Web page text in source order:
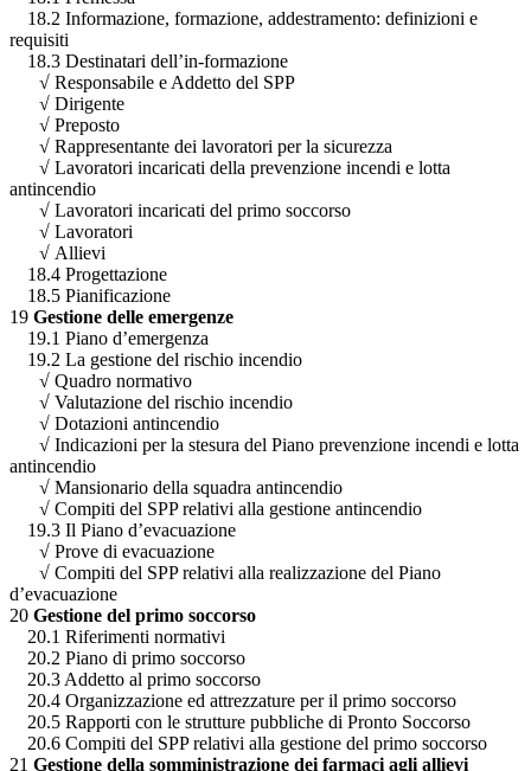
18.2 Informazione, formazione, addestramento: definizioni e
requisiti
18.3 Destinatari dell’in-formazione
√ Responsabile e Addetto del SPP
√ Dirigente
√ Preposto
√ Rappresentante dei lavoratori per la sicurezza
√ Lavoratori incaricati della prevenzione incendi e lotta
antincendio
√ Lavoratori incaricati del primo soccorso
√ Lavoratori
√ Allievi
18.4 Progettazione
18.5 Pianificazione
19 Gestione delle emergenze
19.1 Piano d’emergenza
19.2 La gestione del rischio incendio
√ Quadro normativo
√ Valutazione del rischio incendio
√ Dotazioni antincendio
√ Indicazioni per la stesura del Piano prevenzione incendi e lotta
antincendio
√ Mansionario della squadra antincendio
√ Compiti del SPP relativi alla gestione antincendio
19.3 Il Piano d’evacuazione
√ Prove di evacuazione
√ Compiti del SPP relativi alla realizzazione del Piano
d’evacuazione
20 Gestione del primo soccorso
20.1 Riferimenti normativi
20.2 Piano di primo soccorso
20.3 Addetto al primo soccorso
20.4 Organizzazione ed attrezzature per il primo soccorso
20.5 Rapporti con le strutture pubbliche di Pronto Soccorso
20.6 Compiti del SPP relativi alla gestione del primo soccorso
21 Gestione della somministrazione dei farmaci agli allievi